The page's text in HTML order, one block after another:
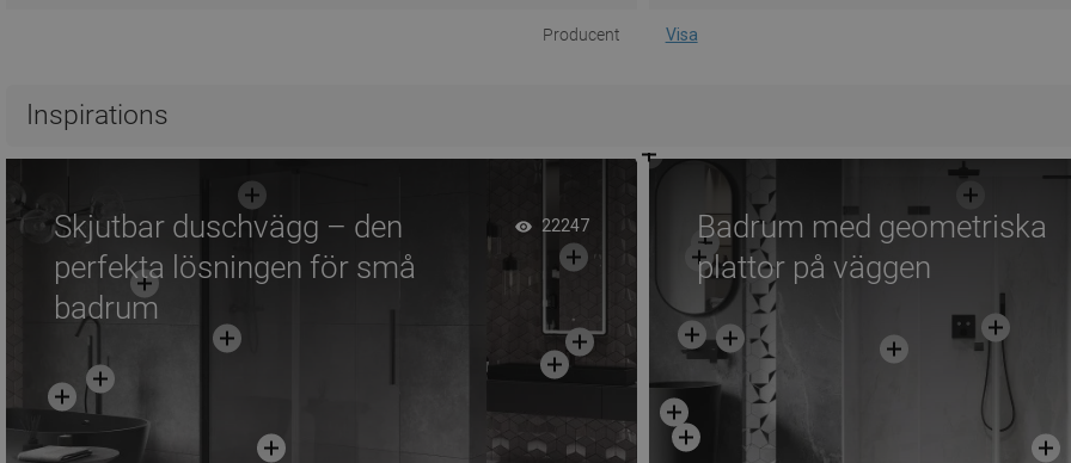
Producent Visa
Inspirations
Skjutbar duschvägg – den
perfekta lösningen för små
badrum
22247
Badrum med geometriska
plattor på väggen